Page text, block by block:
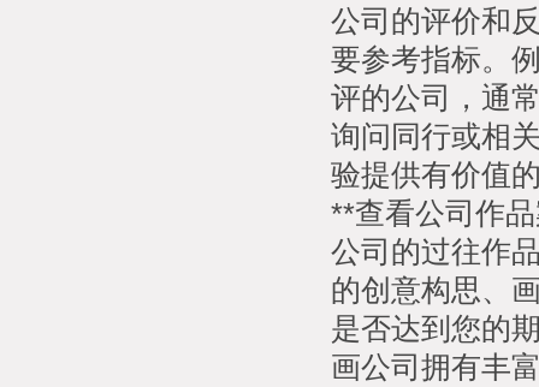
公司的评价和
要参考指标。
评的公司，通
询问同行或相
验提供有价值
**查看公司作
公司的过往作
的创意构思、
是否达到您的
画公司拥有丰